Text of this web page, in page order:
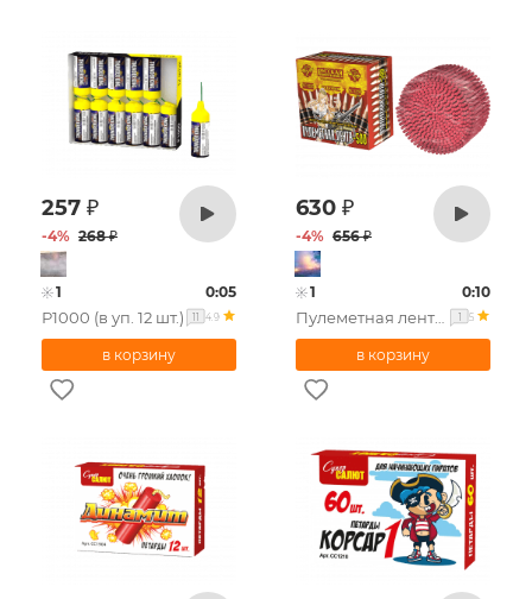
257 ₽
-4% 268₽
1 0:05
Р1000 (в уп. 12 шт.) 11 4.9
630 ₽
-4% 656₽
1 0:10
1 5